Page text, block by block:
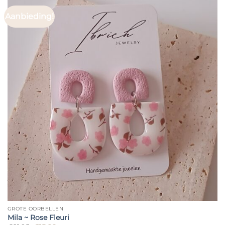
Aanbieding!
GROTE OORBELLEN
Mila ~ Rose Fleuri